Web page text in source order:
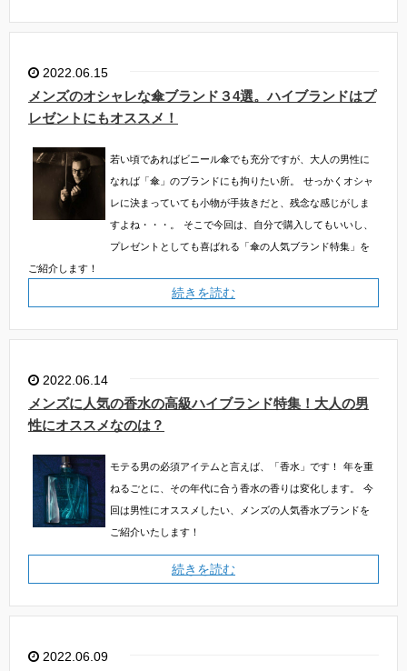
2022.06.15
メンズのオシャレな傘ブランド３4選。ハイブランドはプ
レゼントにもオススメ！
若い頃であればビニール傘でも充分ですが、大人の男性に
なれば「傘」のブランドにも拘りたい所。
せっかくオシャ
レに決まっていても小物が手抜きだと、残念な感じがしま
すよね・・・。
そこで今回は、自分で購入してもいいし、
プレゼントとしても喜ばれる「傘の人気ブランド特集」を
ご紹介します！
続きを読む
2022.06.14
メンズに人気の香水の高級ハイブランド特集！大人の男
性にオススメなのは？
モテる男の必須アイテムと言えば、「香水」です！
年を重
ねるごとに、その年代に合う香水の香りは変化します。
今
回は男性にオススメしたい、メンズの人気香水ブランドを
ご紹介いたします！
続きを読む
2022.06.09